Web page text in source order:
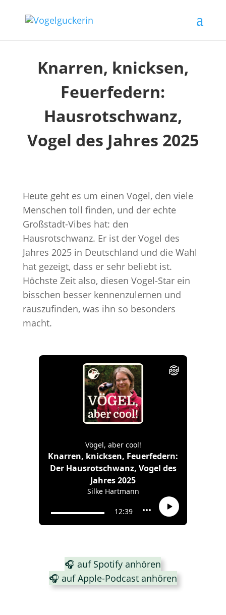
Knarren, knicksen,
Feuerfedern:
Hausrotschwanz,
Vogel des Jahres 2025
Heute geht es um einen Vogel, den viele
Menschen toll finden, und der echte
Großstadt-Vibes hat: den
Hausrotschwanz. Er ist der Vogel des
Jahres 2025 in Deutschland und die Wahl
hat gezeigt, dass er sehr beliebt ist.
Höchste Zeit also, diesen Vogel-Star ein
bisschen besser kennenzulernen und
rauszufinden, was ihn so besonders
macht.
🎧 auf Spotify anhören
🎧 auf Apple-Podcast anhören